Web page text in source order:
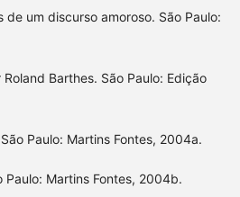
de um discurso amoroso. São Paulo:
Roland Barthes. São Paulo: Edição
São Paulo: Martins Fontes, 2004a.
Paulo: Martins Fontes, 2004b.